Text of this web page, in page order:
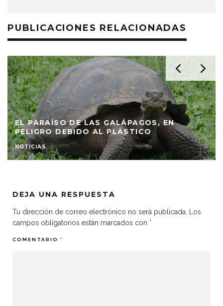
PUBLICACIONES RELACIONADAS
EL PARAÍSO DE LAS GALÁPAGOS, EN
PELIGRO DEBIDO AL PLÁSTICO
NOTICIAS
DEJA UNA RESPUESTA
Tu dirección de correo electrónico no será publicada.
Los
campos obligatorios están marcados con *
COMENTARIO *